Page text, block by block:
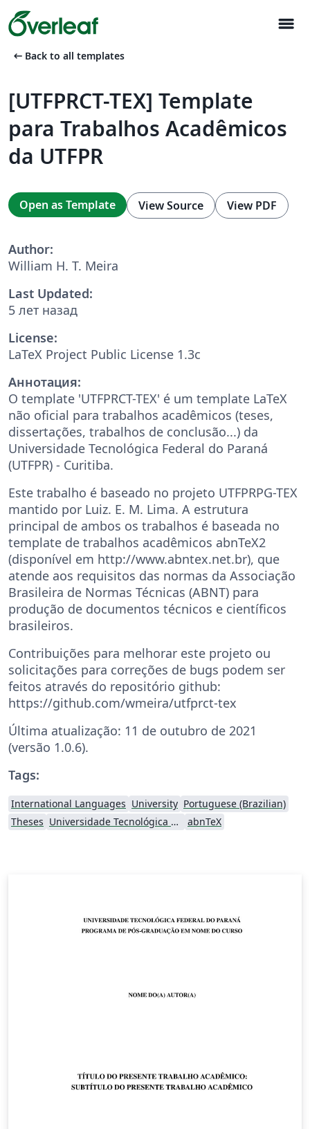
menu
arrow_left_alt Back to all templates
[UTFPRCT-TEX] Template
para Trabalhos Acadêmicos
da UTFPR
Open as Template View Source View PDF
Author:
William H. T. Meira
Last Updated:
5 лет назад
License:
LaTeX Project Public License 1.3c
Аннотация:
O template 'UTFPRCT-TEX' é um template LaTeX
não oficial para trabalhos acadêmicos (teses,
dissertações, trabalhos de conclusão...) da
Universidade Tecnológica Federal do Paraná
(UTFPR) - Curitiba.
Este trabalho é baseado no projeto UTFPRPG-TEX
mantido por Luiz. E. M. Lima. A estrutura
principal de ambos os trabalhos é baseada no
template de trabalhos acadêmicos abnTeX2
(disponível em http://www.abntex.net.br), que
atende aos requisitos das normas da Associação
Brasileira de Normas Técnicas (ABNT) para
produção de documentos técnicos e científicos
brasileiros.
Contribuições para melhorar este projeto ou
solicitações para correções de bugs podem ser
feitos através do repositório github:
https://github.com/wmeira/utfprct-tex
Última atualização: 11 de outubro de 2021
(versão 1.0.6).
Tags:
International Languages University Portuguese (Brazilian)
Theses
Universidade Tecnológica Federal do Paraná (UTFPR) abnTeX